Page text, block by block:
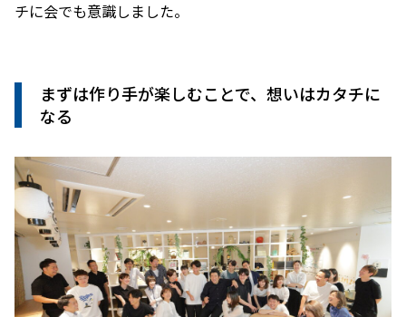
チに会でも意識しました。
まずは作り手が楽しむことで、想いはカタチに
なる